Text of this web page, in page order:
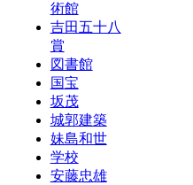
術館
吉田五十八
賞
図書館
国宝
坂茂
城郭建築
妹島和世
学校
安藤忠雄